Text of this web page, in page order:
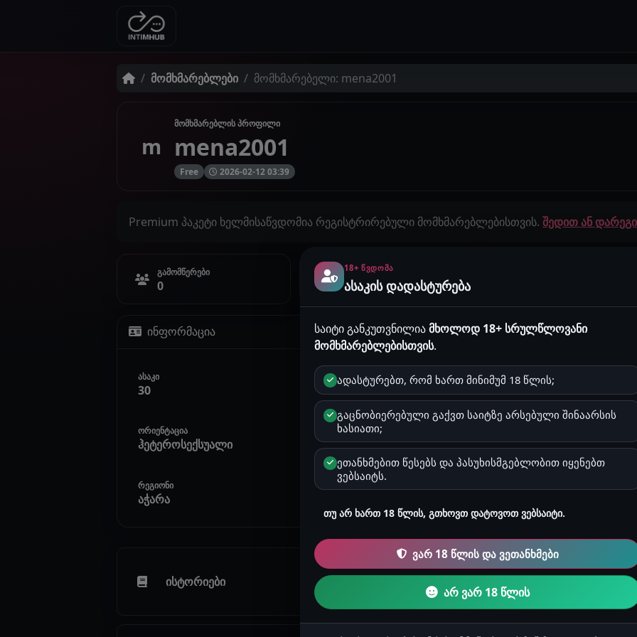
მომხმარებლები მომხმარებელი: mena2001
m
მომხმარებლის პროფილი
mena2001
Free 2026-02-12 03:39
Premium პაკეტი ხელმისაწვდომია რეგისტრირებული მომხმარებლებისთვის. შედით ან
გამომწერები
0
გამოწერები
0
ინფორმაცია
ასაკი
30
სქესი
მამრობითი
ორიენტაცია
ჰეტეროსექსუალი კურო
რეგიონი
აჭარა
ისტორიები კითხვები & რჩევები
18+ ᲬᲕᲓᲝᲛᲐ
ასაკის დადასტურება
საიტი განკუთვნილიამხოლოდ 18+ სრულწლოვანი
მომხმარებლებისთვის.
ადასტურებთ, რომ ხართ მინიმუმ 18 წლის;
გაცნობიერებული გაქვთ საიტზე არსებული შინაარსის
ხასიათი;
ეთანხმებით წესებს და პასუხისმგებლობით იყენებთ
ვებსაიტს.
თუ არ ხართ 18 წლის, გთხოვთ დატოვოთ ვებსაიტი.
ვარ 18 წლის და ვეთანხმები
არ ვარ 18 წლის